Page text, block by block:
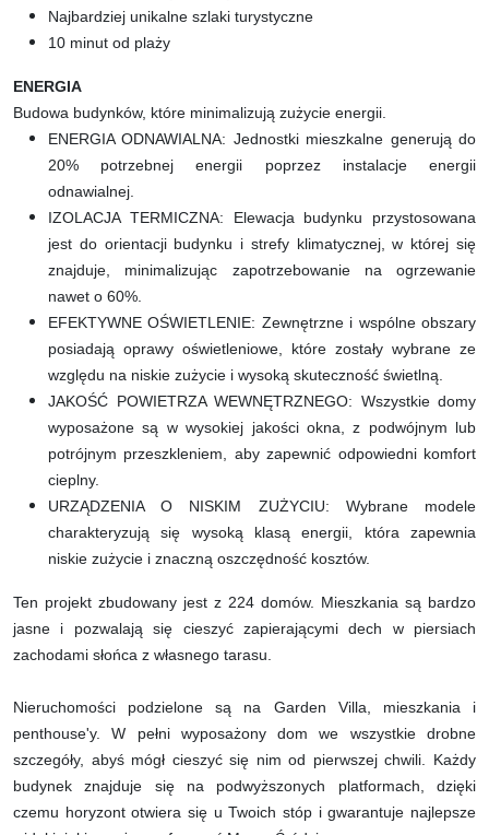
Najbardziej unikalne szlaki turystyczne
10 minut od plaży
ENERGIA
Budowa budynków, które minimalizują zużycie energii.
ENERGIA ODNAWIALNA: Jednostki mieszkalne generują do
20% potrzebnej energii poprzez instalacje energii
odnawialnej.
IZOLACJA TERMICZNA: Elewacja budynku przystosowana
jest do orientacji budynku i strefy klimatycznej, w której się
znajduje, minimalizując zapotrzebowanie na ogrzewanie
nawet o 60%.
EFEKTYWNE OŚWIETLENIE: Zewnętrzne i wspólne obszary
posiadają oprawy oświetleniowe, które zostały wybrane ze
względu na niskie zużycie i wysoką skuteczność świetlną.
JAKOŚĆ POWIETRZA WEWNĘTRZNEGO: Wszystkie domy
wyposażone są w wysokiej jakości okna, z podwójnym lub
potrójnym przeszkleniem, aby zapewnić odpowiedni komfort
cieplny.
URZĄDZENIA O NISKIM ZUŻYCIU: Wybrane modele
charakteryzują się wysoką klasą energii, która zapewnia
niskie zużycie i znaczną oszczędność kosztów.
Ten projekt zbudowany jest z 224 domów. Mieszkania są bardzo
jasne i pozwalają się cieszyć zapierającymi dech w piersiach
zachodami słońca z własnego tarasu.
Nieruchomości podzielone są na Garden Villa, mieszkania i
penthouse'y. W pełni wyposażony dom we wszystkie drobne
szczegóły, abyś mógł cieszyć się nim od pierwszej chwili. Każdy
budynek znajduje się na podwyższonych platformach, dzięki
czemu horyzont otwiera się u Twoich stóp i gwarantuje najlepsze